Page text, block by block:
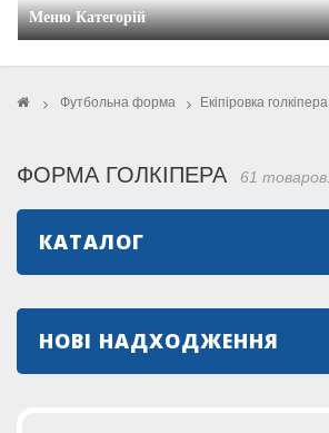
Меню Категорій
> Футбольна форма > Екіпіровка голкіпера
ФОРМА ГОЛКІПЕРА 61 товаров.
КАТАЛОГ
НОВІ НАДХОДЖЕННЯ